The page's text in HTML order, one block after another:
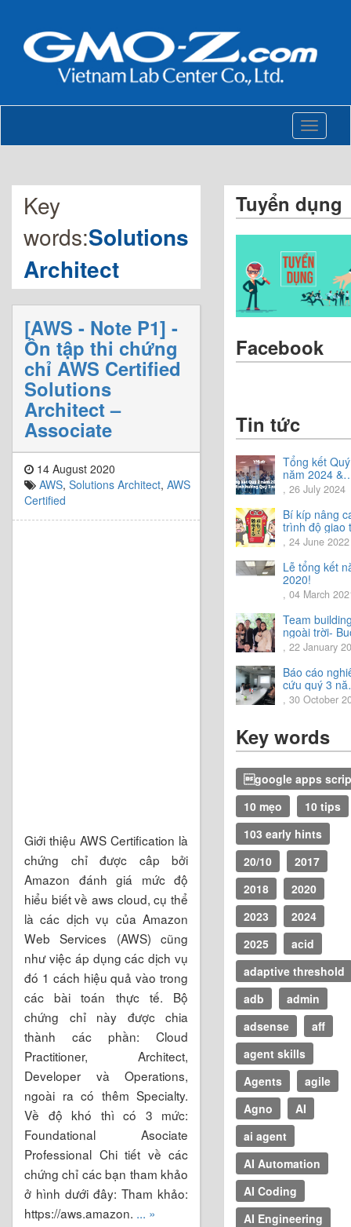
Toggle
Key
words:Solutions
Architect
[AWS - Note P1] -
Ôn tập thi chứng
chỉ AWS Certified
Solutions
Architect –
Associate
14 August 2020
AWS, Solutions Architect, AWS
Certified
Giới thiệu AWS Certification là
chứng chỉ được câp bởi
Amazon đánh giá mức độ
hiểu biết về aws cloud, cụ thể
là các dịch vụ của Amazon
Web Services (AWS) cũng
như việc áp dụng các dịch vụ
đó 1 cách hiệu quả vào trong
các bài toán thực tế. Bộ
chứng chỉ này được chia
thành các phần: Cloud
Practitioner, Architect,
Developer và Operations,
ngoài ra có thêm Specialty.
Về độ khó thì có 3 mức:
Foundational Asociate
Professional Chi tiết về các
chứng chỉ các bạn tham khảo
ở hình dưới đây: Tham khảo:
https://aws.amazon. ... »
Tuyển dụng
Facebook
Tin tức
Tổng kết
năm 2024 &
Chia sẻ định
hướng Quý 3
năm 2024
, 26 July 2024
Bí kíp nâng
trình độ giao
tiếng Nhật.
, 24 June 2022
Lễ tổng kết
2020!
, 04 March
Team
ngoài trời-
trải nghiệm
vời.
, 22 January
Báo cáo
cứu quý 3
2020
, 30 October
Key words
google apps
10 mẹo
10 tips
103 early hints
20/10
2017
2018
2020
2023
2024
2025
acid
adaptive threshold
adb
admin
adsense
aff
agent skills
Agents
agile
Agno
AI
ai agent
AI Automation
AI Coding
AI Engineering